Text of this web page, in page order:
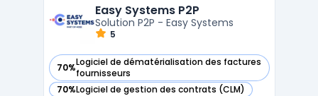
conformité réglementaire. L’interface
propose une prise en main ...
Easy Systems P2P
Solution P2P - Easy Systems
5
70%Logiciel de dématérialisation des factures
fournisseurs
— voir Easy Systems P2P dans cette catégorie
70%Logiciel de gestion des contrats (CLM)